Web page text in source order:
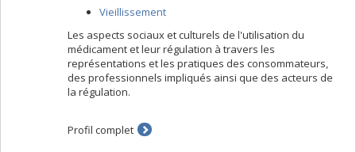
Vieillissement
Les aspects sociaux et culturels de l'utilisation du
médicament et leur régulation à travers les
représentations et les pratiques des consommateurs,
des professionnels impliqués ainsi que des acteurs de
la régulation.
Profil complet